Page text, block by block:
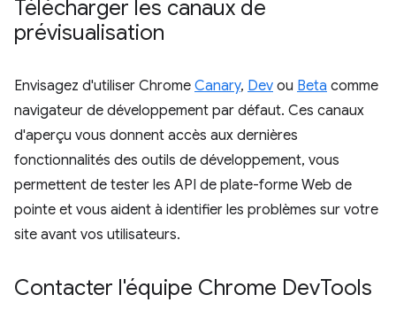
Télécharger les canaux de
prévisualisation
Envisagez d'utiliser Chrome Canary, Dev ou Beta comme
navigateur de développement par défaut. Ces canaux
d'aperçu vous donnent accès aux dernières
fonctionnalités des outils de développement, vous
permettent de tester les API de plate-forme Web de
pointe et vous aident à identifier les problèmes sur votre
site avant vos utilisateurs.
Contacter l'équipe Chrome DevTools